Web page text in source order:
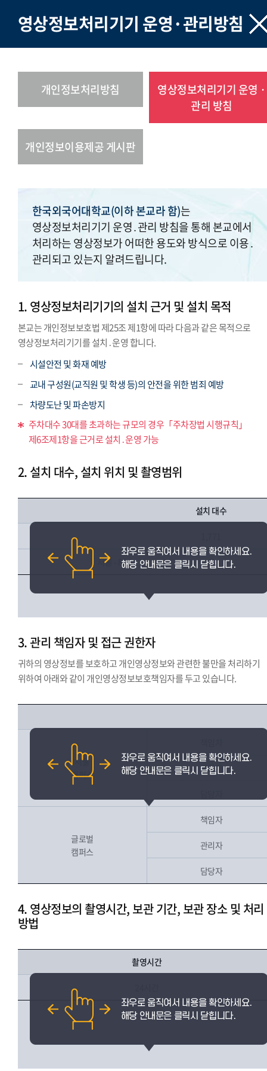
영상정보처리기기 운영·관리방침
개인정보처리방침
영상정보처리기기 운영 ·
관리 방침
개인정보이용제공 게시판
한국외국어대학교(이하 본교라 함)는
영상정보처리기기 운영․관리 방침을 통해 본교에서
처리하는 영상정보가 어떠한 용도와 방식으로 이용․
관리되고 있는지 알려드립니다.
1. 영상정보처리기기의 설치 근거 및 설치 목적
본교는 개인정보보호법 제25조 제1항에 따라 다음과 같은 목적으로
영상정보처리기기를 설치․운영 합니다.
시설안전 및 화재 예방
교내 구성원(교직원 및 학생 등)의 안전을 위한 범죄 예방
차량도난 및 파손방지
주차대수 30대를 초과하는 규모의 경우「주차장법 시행규칙」
제6조제1항을 근거로 설치․운영 가능
2. 설치 대수, 설치 위치 및 촬영범위
설치 대수
서울 - 864
3. 관리 책임자 및 접근 권한자
귀하의 영상정보를 보호하고 개인영상정보와 관련한 불만을 처리하기
위하여 아래와 같이 개인영상정보보호책임자를 두고 있습니다.
서울
캠퍼스
관리자
글로벌
캠퍼스
책임자
관리자
담당자
4. 영상정보의 촬영시간, 보관 기간, 보관 장소 및 처리
방법
촬영시간